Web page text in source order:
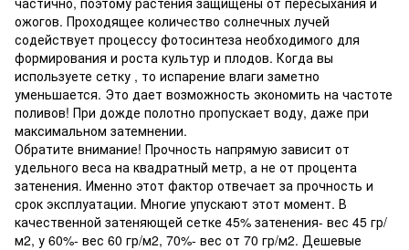
ожогов. Проходящее количество солнечных лучей
содействует процессу фотосинтеза необходимого для
формирования и роста культур и плодов. Когда вы
используете сетку , то испарение влаги заметно
уменьшается. Это дает возможность экономить на частоте
поливов! При дожде полотно пропускает воду, даже при
максимальном затемнении.
Обратите внимание! Прочность напрямую зависит от
удельного веса на квадратный метр, а не от процента
затенения. Именно этот фактор отвечает за прочность и
срок эксплуатации. Многие упускают этот момент. В
качественной затеняющей сетке 45% затенения- вес 45 гр/
м2, у 60%- вес 60 гр/м2, 70%- вес от 70 гр/м2. Дешевые